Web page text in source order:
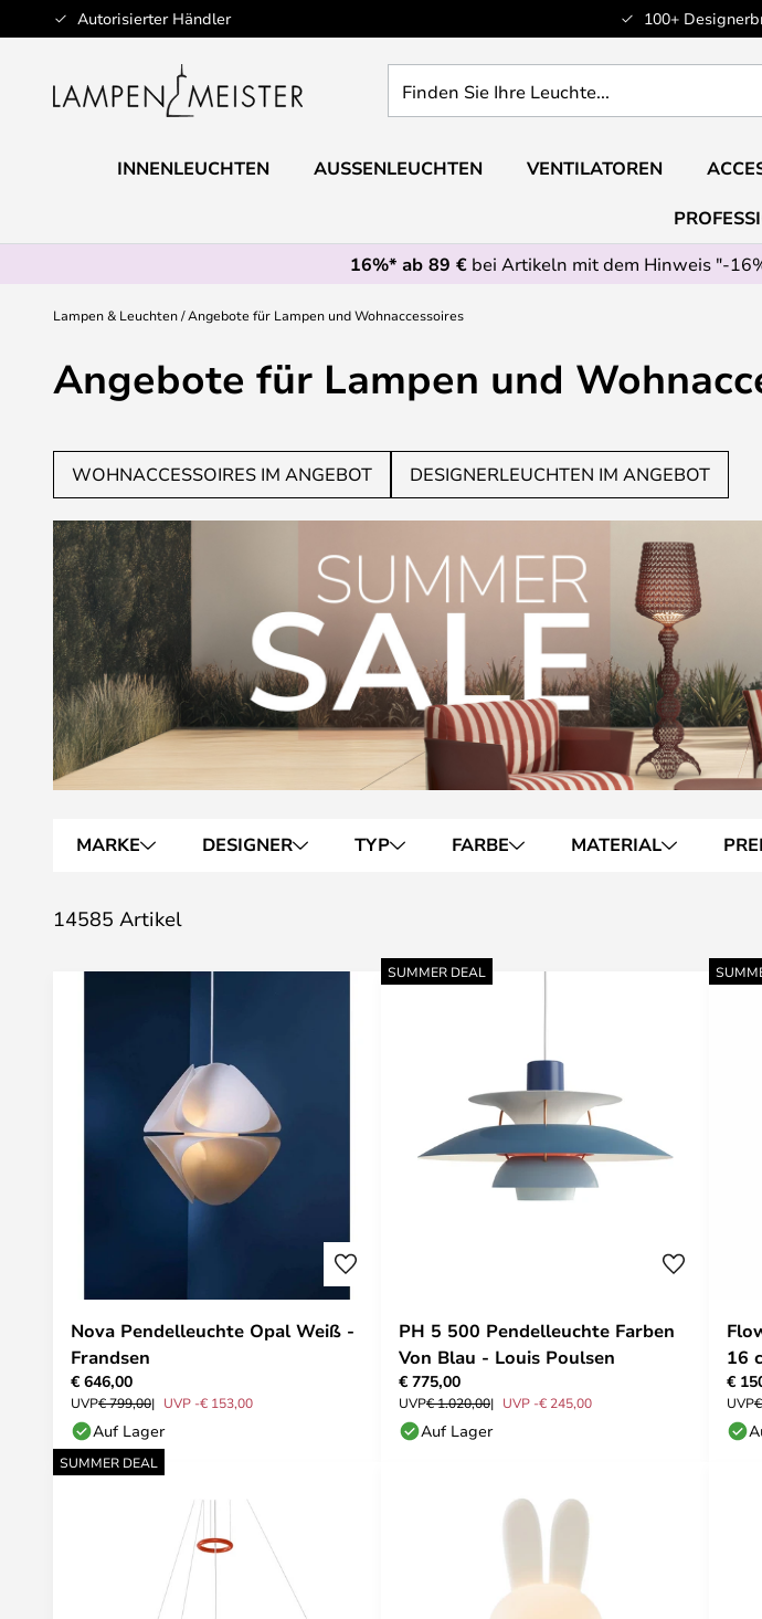
Autorisierter Händler 100+
Zum
Inhalt
Sie
Leuchte...
INNENLEUCHTEN AUSSENLEUCHTEN VENTILATOREN
16%* ab 89 €bei Artikeln mit dem Hinweis "-
Lampen & Leuchten Angebote für Lampen und Wohnaccessoires
Angebote für Lampen und
WOHNACCESSOIRES IM ANGEBOT DESIGNERLEUCHTEN IM ANGEBOT
MARKE DESIGNER TYP FARBE MATERIAL
14585 Artikel
Nova Pendelleuchte Opal Weiß -
Frandsen
€ 646,00
UVP€ 799,00 UVP -€ 153,00
Auf Lager
SUMMER DEAL
PH 5 500 Pendelleuchte Farben
Von Blau - Louis Poulsen
€ 775,00
UVP€ 1.020,00 UVP -€ 245,00
Auf Lager
16
€
UVP
SUMMER DEAL